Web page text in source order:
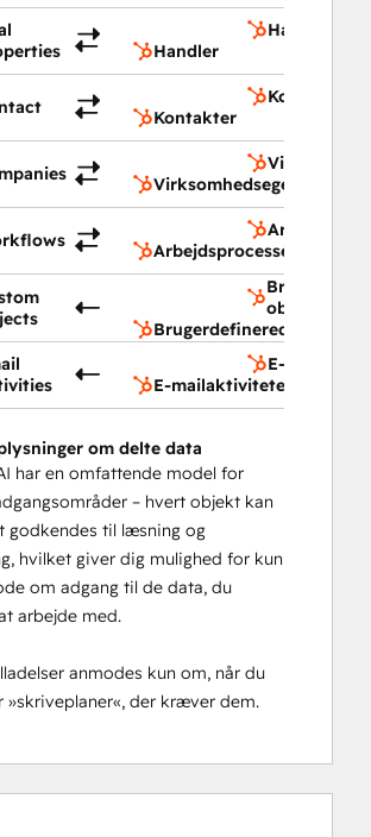
Handler
Handler
Kontakter
Kontakter
Virksomhedsegenskaber
Arbejdsprocesser
objekter
Brugerdefinerede
E-
E-mailaktiviteter
om delte data
har en omfattende model for
– hvert objekt kan
godkendes til læsning og
hvilket giver dig mulighed for kun
om adgang til de data, du
arbejde med.
anmodes kun om, når du
»skriveplaner«, der kræver dem.